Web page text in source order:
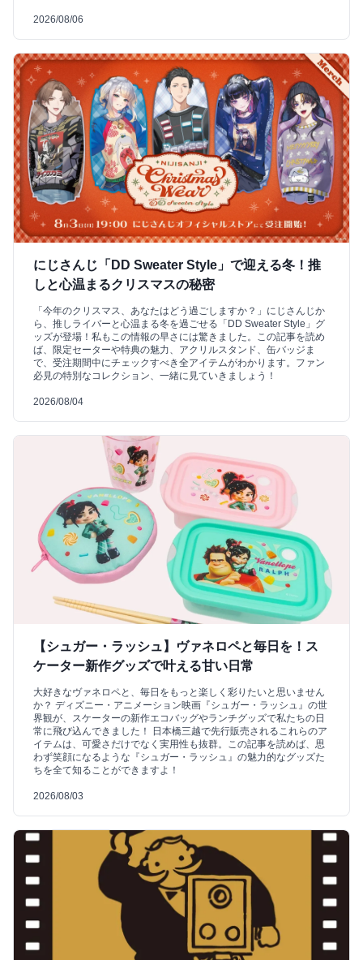
2026/08/06
にじさんじ「DD Sweater Style」で迎える冬！推
しと心温まるクリスマスの秘密
「今年のクリスマス、あなたはどう過ごしますか？」にじさんじか
ら、推しライバーと心温まる冬を過ごせる「DD Sweater Style」グ
ッズが登場！私もこの情報の早さには驚きました。この記事を読め
ば、限定セーターや特典の魅力、アクリルスタンド、缶バッジま
で、受注期間中にチェックすべき全アイテムがわかります。ファン
必見の特別なコレクション、一緒に見ていきましょう！
2026/08/04
【シュガー・ラッシュ】ヴァネロペと毎日を！ス
ケーター新作グッズで叶える甘い日常
大好きなヴァネロペと、毎日をもっと楽しく彩りたいと思いません
か？ ディズニー・アニメーション映画『シュガー・ラッシュ』の世
界観が、スケーターの新作エコバッグやランチグッズで私たちの日
常に飛び込んできました！ 日本橋三越で先行販売されるこれらのア
イテムは、可愛さだけでなく実用性も抜群。この記事を読めば、思
わず笑顔になるような『シュガー・ラッシュ』の魅力的なグッズた
ちを全て知ることができますよ！
2026/08/03